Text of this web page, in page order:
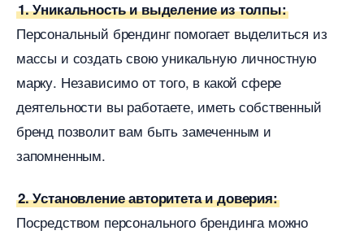
1. Уникальность и выделение из толпы:
Персональный брендинг помогает выделиться из
массы и создать свою уникальную личностную
марку. Независимо от того, в какой сфере
деятельности вы работаете, иметь собственный
ренд позволит вам быть замеченным и
запомненным.
2. Установление авторитета и доверия:
Посредством персонального брендинга можно